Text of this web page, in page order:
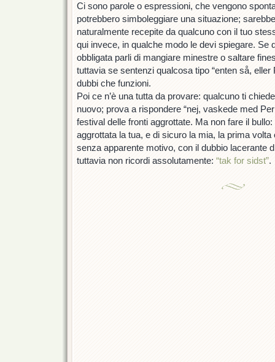
Ci sono parole o espressioni, che vengono
potrebbero simboleggiare una situazione;
naturalmente recepite da qualcuno con il tuo
qui invece, in qualche modo le devi spiegare. Se
obbligata parli di mangiare minestre o saltare
tuttavia se sentenzi qualcosa tipo “enten så,
dubbi che funzioni.
Poi ce n’è una tutta da provare: qualcuno ti
nuovo; prova a rispondere “nej, vaskede med
festival delle fronti aggrottate. Ma non fare il
aggrottata la tua, e di sicuro la mia, la prima
senza apparente motivo, con il dubbio lacerante
tuttavia non ricordi assolutamente: “tak for sidst”.